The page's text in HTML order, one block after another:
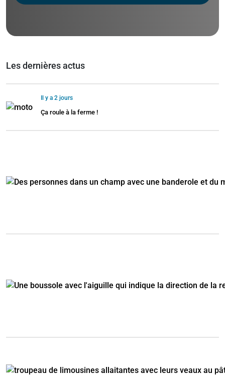
Les dernières actus
Il y a 2 jours
Ça roule à la ferme !